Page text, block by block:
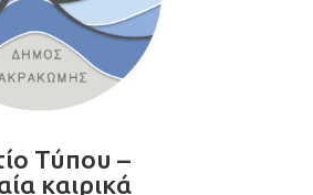
Τύπου –
καιρικά